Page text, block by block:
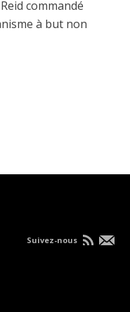
commandé
à but non
Suivez-nous